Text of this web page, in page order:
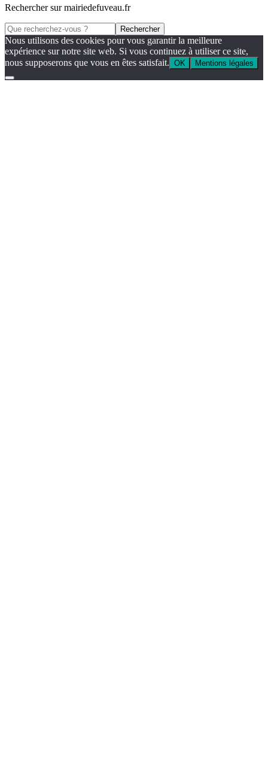
Rechercher sur mairiedefuveau.fr
Nous utilisons des cookies pour vous garantir la meilleure
expérience sur notre site web. Si vous continuez à utiliser ce site,
nous supposerons que vous en êtes satisfait. OK Mentions légales